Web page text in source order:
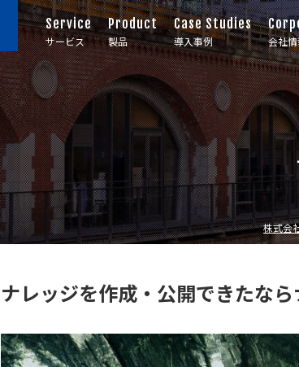
Service
サービス
Product
製品
Case Studies
導入事例 会社
株式会
ナレッジを作成・公開できたな